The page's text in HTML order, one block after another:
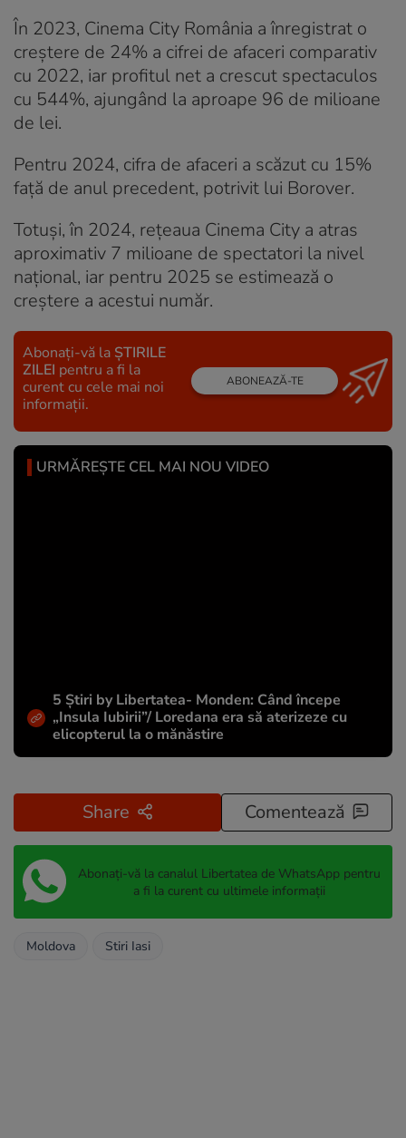
În 2023, Cinema City România a înregistrat o
creștere de 24% a cifrei de afaceri comparativ
cu 2022, iar profitul net a crescut spectaculos
cu 544%, ajungând la aproape 96 de milioane
de lei.
Pentru 2024, cifra de afaceri a scăzut cu 15%
față de anul precedent, potrivit lui Borover.
Totuși, în 2024, rețeaua Cinema City a atras
aproximativ 7 milioane de spectatori la nivel
național, iar pentru 2025 se estimează o
creștere a acestui număr.
Abonați-vă la ȘTIRILE
ZILEI pentru a fi la
curent cu cele mai noi
informații.
ABONEAZĂ-TE
URMĂREȘTE CEL MAI NOU VIDEO
5 Știri by Libertatea- Monden: Când începe
„Insula Iubirii”/ Loredana era să aterizeze cu
elicopterul la o mănăstire
Share Comentează
Abonați-vă la canalul Libertatea de WhatsApp pentru
a fi la curent cu ultimele informații
Moldova Stiri Iasi